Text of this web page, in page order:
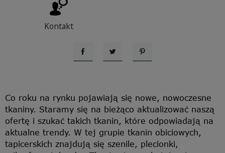
Kontakt
UdostępnijTweetujPinterest
Co roku na rynku pojawiają się nowe, nowoczesne
tkaniny. Staramy się na bieżąco aktualizować naszą
ofertę i szukać takich tkanin, które odpowiadają na
aktualne trendy. W tej grupie tkanin obiciowych,
tapicerskich znajdują się szenile, plecionki,